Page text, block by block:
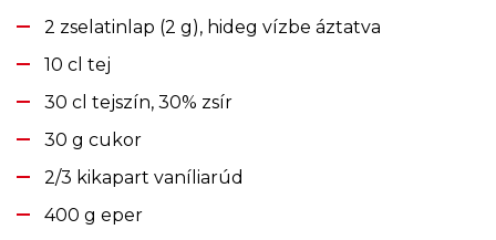
2 zselatinlap (2 g), hideg vízbe áztatva
10 cl tej
30 cl tejszín, 30% zsír
30 g cukor
2/3 kikapart vaníliarúd
400 g eper